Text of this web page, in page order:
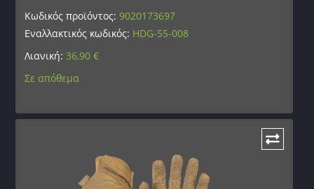
Κωδικός προϊόντος:9020173697
Εναλλακτικός κωδικός: HDG-55-008
Λιανική: 36,90€
Σε απόθεμα